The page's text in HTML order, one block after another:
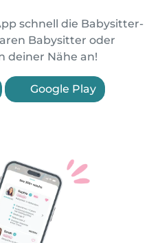
schnell die Babysitter-
Babysitter oder
deiner Nähe an!
Google Play